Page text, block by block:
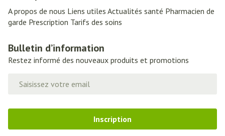
A propos de nous Liens utiles Actualités santé Pharmacien de
garde Prescription Tarifs des soins
Bulletin d’information
Restez informé des nouveaux produits et promotions
Inscription